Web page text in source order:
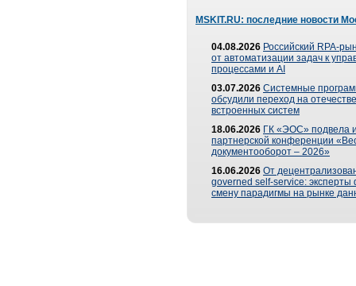
MSKIT.RU: последние новости
04.08.2026 Российский RPA-
от автоматизации задач к
процессами и AI
03.07.2026 Системные
обсудили переход на
встроенных систем
18.06.2026 ГК «ЭОС» подвела
партнерской конференции
документооборот – 2026»
16.06.2026 От
governed self-service: эксперты
смену парадигмы на рынке